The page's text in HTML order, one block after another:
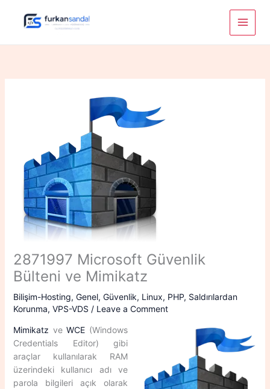
2871997 Microsoft Güvenlik
Bülteni ve Mimikatz
Bilişim-Hosting, Genel, Güvenlik, Linux, PHP, Saldırılardan
Korunma, VPS-VDS / Leave a Comment
Mimikatz veWCE (Windows
Credentials Editor) gibi
araçlar kullanılarak RAM
üzerindeki kullanıcı adı ve
parola bilgileri açık olarak